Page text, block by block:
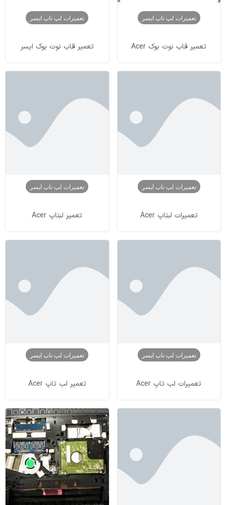
تعمیرات لپ تاپ ایسر
تعمیر قاب نوت بوک Acer
تعمیرات لپ تاپ ایسر
تعمیر قاب نوت بوک ایسر
تعمیرات لپ تاپ ایسر
تعمیرات لبتاپ Acer
تعمیرات لپ تاپ ایسر
تعمیر لبتاپ Acer
تعمیرات لپ تاپ ایسر
تعمیرات لب تاپ Acer
تعمیرات لپ تاپ ایسر
تعمیر لب تاپ Acer